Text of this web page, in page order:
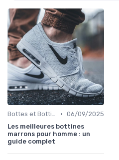
Bottes et Bottines • 06/09/2025
Les meilleures bottines
marrons pour homme : un
guide complet